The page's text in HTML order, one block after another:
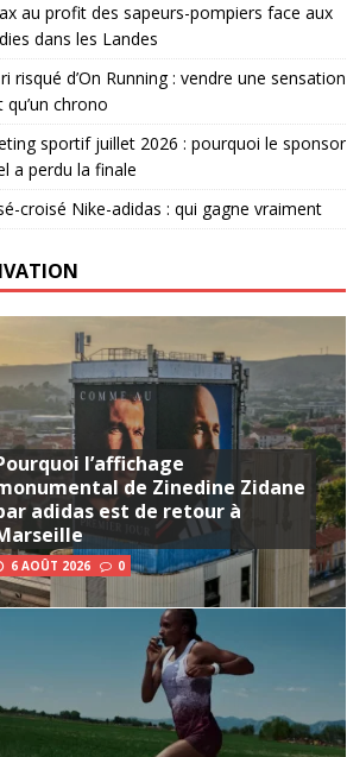
au profit des sapeurs-pompiers face aux
dans les Landes
risqué d’On Running : vendre une sensation
chrono
sportif juillet 2026 : pourquoi le sponsor
a perdu la finale
croisé Nike-adidas : qui gagne vraiment
l’affichage
de Zinedine Zidane
adidas est de retour à
6 AOÛT 2026 0